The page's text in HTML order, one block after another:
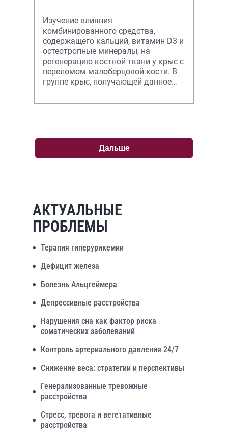
контролируемого экспер
Изучение влияния
комбинированного средства,
содержащего кальций, витамин D3 и
остеотропные минералы, на
регенерацию костной ткани у крыс с
переломом малоберцовой кости. В
группе крыс, получающей данное
быстрее и качественн
Дальше
АКТУАЛЬНЫЕ
ПРОБЛЕМЫ
Терапия гиперурикемии
Дефицит железа
Болезнь Альцгеймера
Депрессивные расстройства
Нарушения сна как фактор риска
соматических заболеваний
Контроль артериального давления 24/7
Снижение веса: стратегии и перспективы
Генерализованные тревожные
расстройства
Стресс, тревога и вегетативные
расстройства